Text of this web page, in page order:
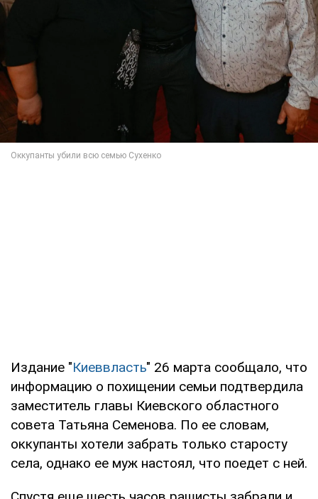
Издание "Киеввласть" 26 марта сообщало, что
информацию о похищении семьи подтвердила
заместитель главы Киевского областного
совета Татьяна Семенова. По ее словам,
оккупанты хотели забрать только старосту
села, однако ее муж настоял, что поедет с ней.